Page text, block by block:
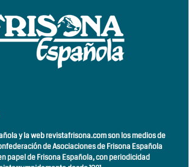
y la web revistafrisona.com son los medios de
de Asociaciones de Frisona Española
papel de Frisona Española, conperiodicidad